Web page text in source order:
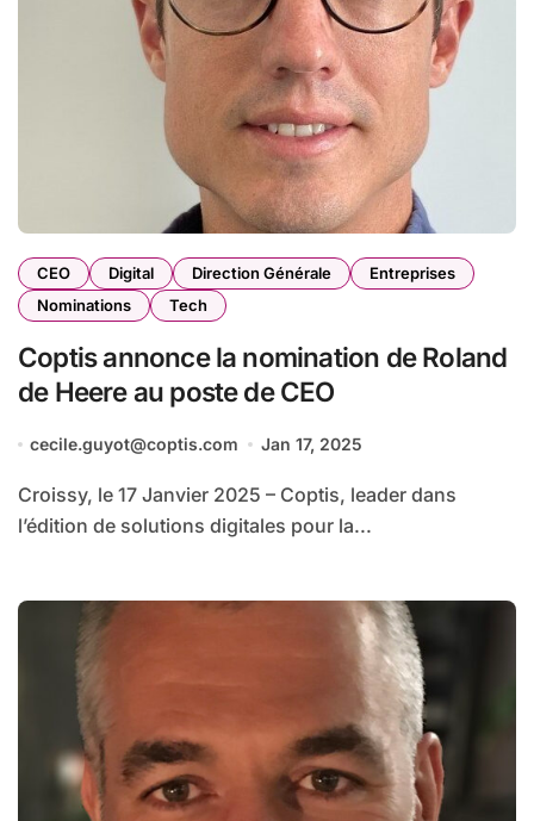
CEO Digital Direction Générale
Entreprises
Nominations
Tech
Coptis annonce la nomination de Roland
de Heere au poste de CEO
cecile.guyot@coptis.com Jan 17, 2025
Croissy, le 17 Janvier 2025 – Coptis, leader dans
l’édition de solutions digitales pour la...